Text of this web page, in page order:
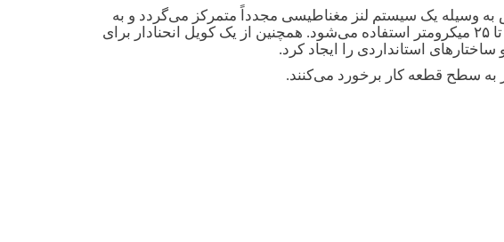
وسیله یک سیستم لنز مغناطیسی مجدداً متمرکز می‌گردد و به
سمت قطعه کار هدایت می‌شود. لنز مغناطیسی برای متمرکز کردن پرتو به یک نقطه با گستره قطر ۱۲ تا ۲۵ میکرومتر استفاده می‌شود. همچنین از یک کویل انحنادار برای